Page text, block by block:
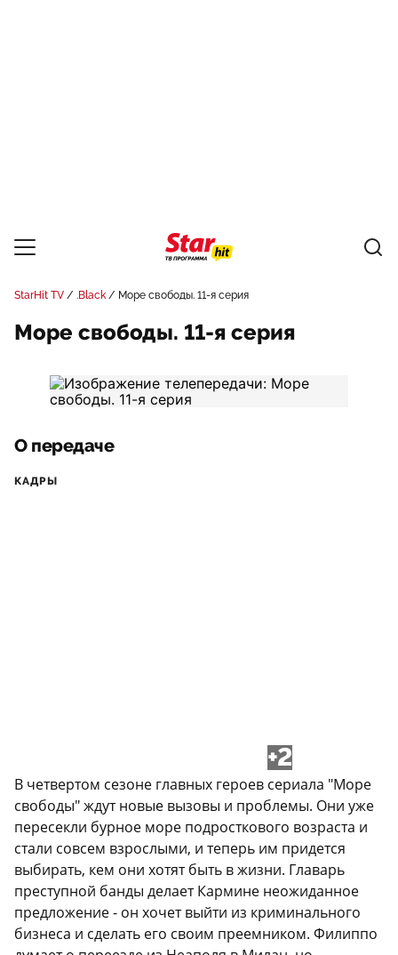
StarHit TV .Black Море свободы. 11-я серия
Море свободы. 11-я серия
О передаче
КАДРЫ
+2
В четвертом сезоне главных героев сериала "Море
свободы" ждут новые вызовы и проблемы. Они уже
пересекли бурное море подросткового возраста и
стали совсем взрослыми, и теперь им придется
выбирать, кем они хотят быть в жизни. Главарь
преступной банды делает Кармине неожиданное
предложение - он хочет выйти из криминального
бизнеса и сделать его своим преемником. Филиппо